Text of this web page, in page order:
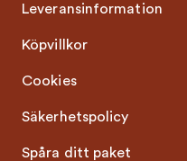
Leveransinformation
Köpvillkor
Cookies
Säkerhetspolicy
Spåra ditt paket